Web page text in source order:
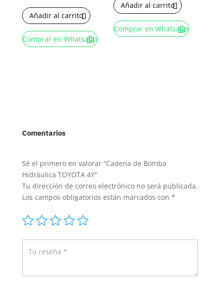
Añadir al carrito
Comprar en Whatsapp
Añadir al carrito
Comprar en Whatsapp
Comentarios
Sé el primero en valorar “Cadena de Bomba
Hidráulica TOYOTA 4Y”
Tu dirección de correo electrónico no será publicada.
Los campos obligatorios están marcados con *